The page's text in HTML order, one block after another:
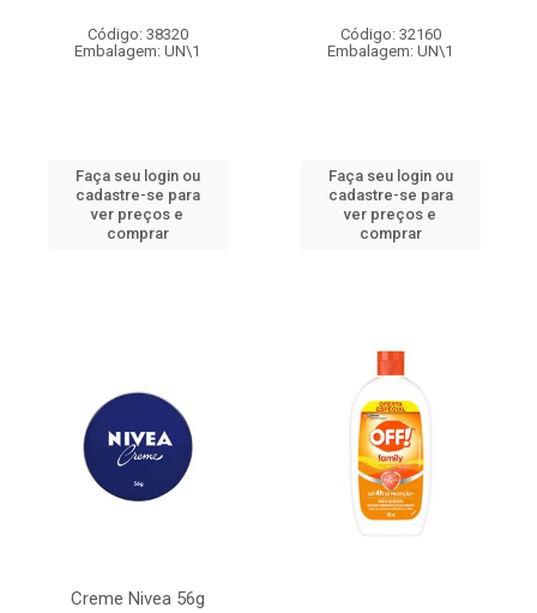
Código: 38320
Embalagem: UN\1
Faça seu login ou
cadastre-se para
ver preços e
comprar
Código: 32160
Embalagem: UN\1
Faça seu login ou
cadastre-se para
ver preços e
comprar
Creme Nivea 56g